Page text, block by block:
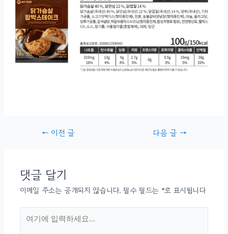
←이전 글 다음 글 →
댓글 달기
이메일 주소는 공개되지 않습니다. 필수 필드는 *로 표시됩니다
입력하세요...